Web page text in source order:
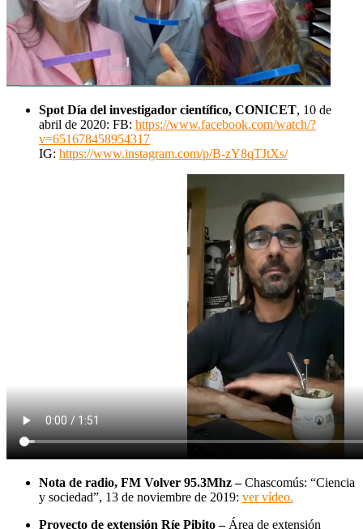
Spot Día del investigador científico, CONICET, 10 de
abril de 2020: FB: https://www.facebook.com/watch/?
v=651678458954317
IG: https://www.instagram.com/p/B-zY8qTJtXs/
Nota de radio, FM Volver 95.3Mhz –Chascomús: “Ciencia
y sociedad”, 13 de noviembre de 2019: ver vídeo.
Proyecto de extensión Ríe Pibito – Área de extensión